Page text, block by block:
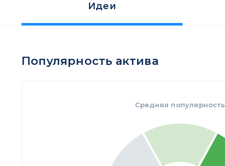
Идеи
Популярность актива
Средняя популярность